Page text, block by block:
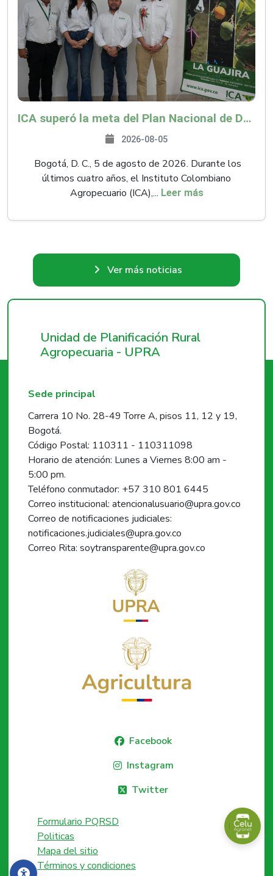
ICA superó la meta del Plan Nacional de Desarrollo y abrió 61 mercados internacionales
2026-08-05
Bogotá, D. C., 5 de agosto de 2026. Durante los
últimos cuatro años, el Instituto Colombiano
Agropecuario (ICA),... Leer más
Ver más noticias
Unidad de Planificación Rural
Agropecuaria - UPRA
Sede principal
Carrera 10 No. 28-49 Torre A, pisos 11, 12 y 19,
Bogotá.
Código Postal: 110311 - 110311098
Horario de atención: Lunes a Viernes 8:00 am -
5:00 pm.
Teléfono conmutador: +57 310 801 6445
Correo institucional: atencionalusuario@upra.gov.co
Correo de notificaciones judiciales:
notificaciones.judiciales@upra.gov.co
Correo Rita: soytransparente@upra.gov.co
Facebook
Instagram
Twitter
Formulario PQRSD
Politicas
Mapa del sitio
Términos y condiciones